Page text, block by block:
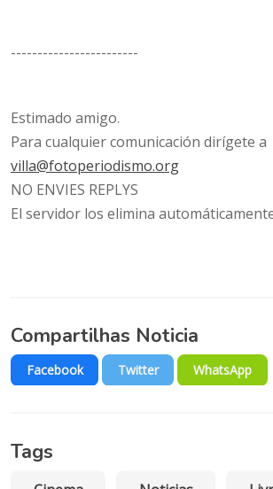
------------------------
Estimado amigo.
Para cualquier comunicación dirígete a
villa@fotoperiodismo.org
NO ENVIES REPLYS
El servidor los elimina
Compartilhas Noticia
Facebook Twitter WhatsApp
Tags